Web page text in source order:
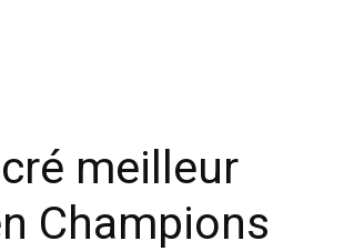
meilleur
Champions